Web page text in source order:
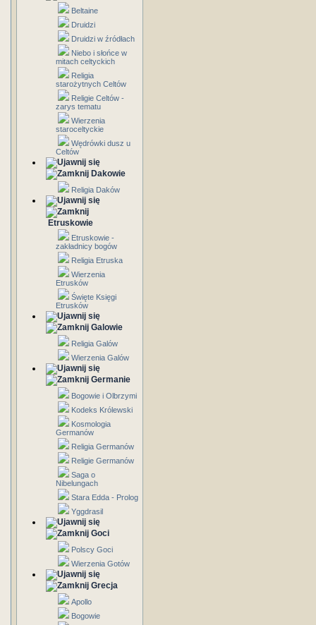
Beltaine
Druidzi
Druidzi w źródłach
Niebo i słońce w
mitach celtyckich
Religia
starożytnych Celtów
Religie Celtów -
zarys tematu
Wierzenia
staroceltyckie
Wędrówki dusz u
Celtów
Dakowie
Religia Daków
Etruskowie
Etruskowie -
zakładnicy bogów
Religia Etruska
Wierzenia
Etrusków
Święte Księgi
Etrusków
Galowie
Religia Galów
Wierzenia Galów
Germanie
Bogowie i Olbrzymi
Kodeks Królewski
Kosmologia
Germanów
Religia Germanów
Religie Germanów
Saga o
Nibelungach
Stara Edda - Prolog
Yggdrasil
Goci
Polscy Goci
Wierzenia Gotów
Grecja
Apollo
Bogowie